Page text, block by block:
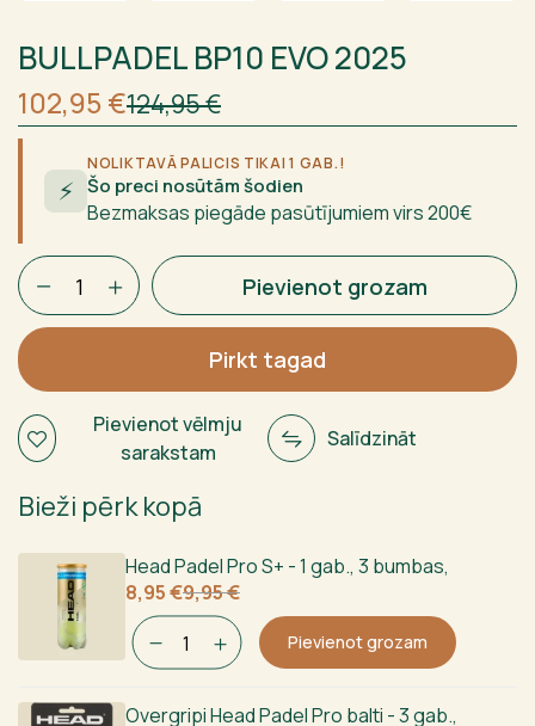
BULLPADEL BP10 EVO 2025
124,95€
Sākotnējā
cena
bija:124,95 €.
102,95 €
Current
price
is:102,95 €.
⚡
NOLIKTAVĀ PALICIS TIKAI 1 GAB.!
Šo preci nosūtām šodien
Bezmaksas piegāde pasūtījumiem virs 200€
BULLPADEL
BP10
EVO
2025
daudzums
Pievienot grozam
Pirkt tagad
Pievienot vēlmju
sarakstam
Salīdzināt
Bieži pērk kopā
Head Padel Pro S+ - 1 gab., 3 bumbas,
9,95€
Sākotnējā
cena
bija:
9,95 €.
8,95€
Current
price
is:
8,95 €.
Pievienot grozam
Overgripi Head Padel Pro balti - 3 gab.,